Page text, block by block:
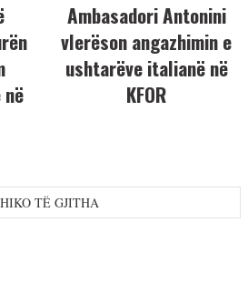
Ambasadori Antonini
vlerëson angazhimin e
ushtarëve italianë në
KFOR
TË GJITHA